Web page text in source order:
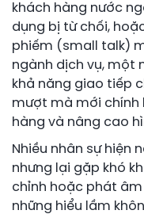
khách hàng nước
dụng bị từ chối,
phiếm (small talk)
ngành dịch vụ, một
khả năng giao tiếp
mượt mà mới chính
hàng và nâng cao
Nhiều nhân sự hiện
nhưng lại gặp khó
chỉnh hoặc phát
những hiểu lầm